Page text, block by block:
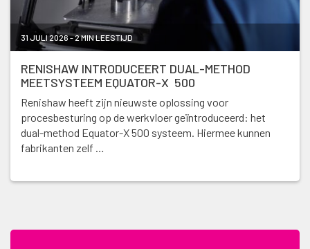
31 JULI 2026 - 2 MIN LEESTIJD
RENISHAW INTRODUCEERT DUAL-METHOD
MEETSYSTEEM EQUATOR-X 500
Renishaw heeft zijn nieuwste oplossing voor
procesbesturing op de werkvloer geïntroduceerd: het
dual-method Equator-X 500 systeem. Hiermee kunnen
fabrikanten zelf …